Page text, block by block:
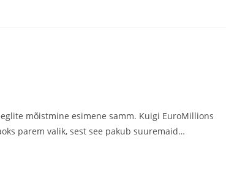
mõistmine esimene samm. Kuigi EuroMillions
parem valik, sest see pakub suuremaid…